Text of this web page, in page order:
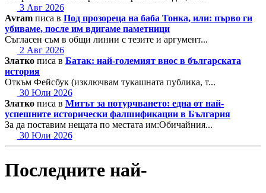
3 Авг 2026
Avram писа в Под прозореца на баба Тонка, или: първо ги
убиваме, после им вдигаме паметници
Съгласен съм в общи линии с тезите и аргумент...
2 Авг 2026
Златко писа в Батак: най-големият внос в българската
история
Откъм Фейсбук (изключвам тукашната публика, т...
30 Юли 2026
Златко писа в Митът за потурчването: една от най-
успешните исторически фалшификации в България
За да поставим нещата по местата им:Обичайния...
30 Юли 2026
Последните най-